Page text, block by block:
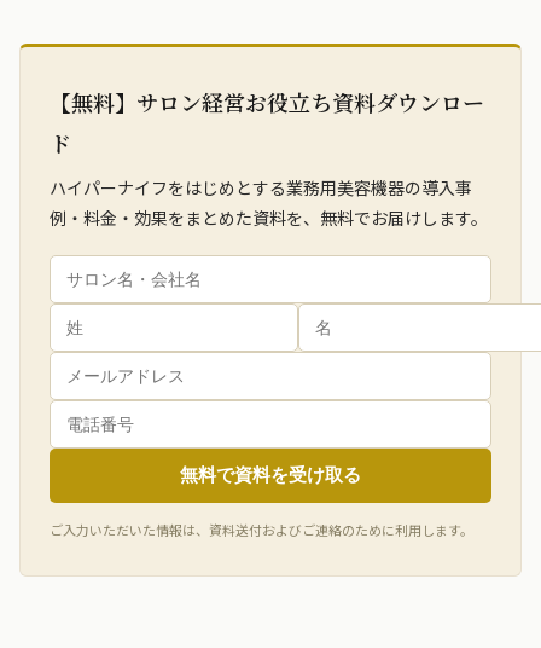
【無料】サロン経営お役立ち資料ダウンロー
ド
ハイパーナイフをはじめとする業務用美容機器の導入事
例・料金・効果をまとめた資料を、無料でお届けします。
無料で資料を受け取る
ご入力いただいた情報は、資料送付およびご連絡のために利用します。